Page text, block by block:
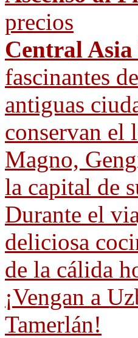
precios
Central
fascinantes
antiguas
conservan el
Magno,
la capital de
Durante el
deliciosa
de la cálida
¡Vengan a
Tamerlán!